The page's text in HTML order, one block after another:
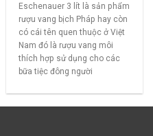
Eschenauer 3 lít là sản phẩm
rượu vang bịch Pháp hay còn
có cái tên quen thuộc ở Việt
Nam đó là rượu vang môi
thích hợp sử dụng cho các
bữa tiệc đông người